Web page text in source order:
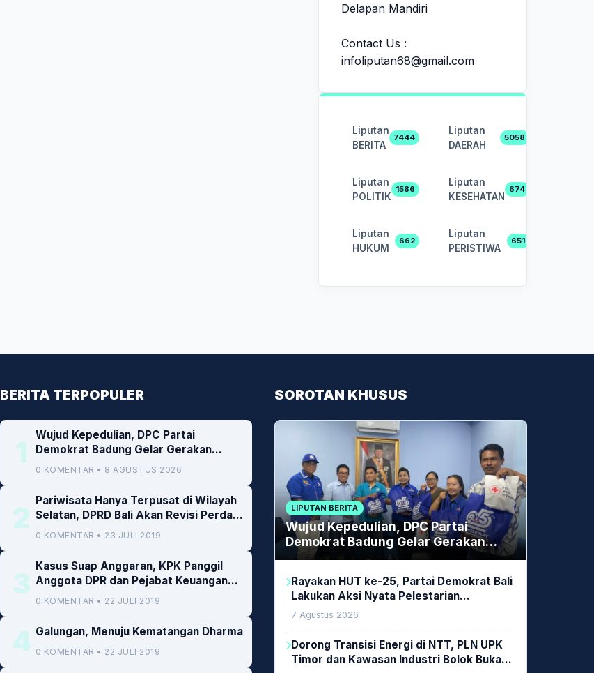
Delapan Mandiri
Contact Us :
infoliputan68@gmail.com
Liputan
BERITA
7444
Liputan
DAERAH
5058
Liputan
POLITIK
1586
Liputan
KESEHATAN
674
Liputan
HUKUM
662
Liputan
PERISTIWA
651
BERITA TERPOPULER
1
Wujud Kepedulian, DPC Partai
Demokrat Badung Gelar Gerakan
Donor Darah
0 KOMENTAR • 8 AGUSTUS 2026
2
Pariwisata Hanya Terpusat di Wilayah
Selatan, DPRD Bali Akan Revisi Perda
RTRW
0 KOMENTAR • 23 JULI 2019
3
Kasus Suap Anggaran, KPK Panggil
Anggota DPR dan Pejabat Keuangan
Kemenkeu
0 KOMENTAR • 22 JULI 2019
4 Galungan, Menuju Kematangan Dharma
0 KOMENTAR • 22 JULI 2019
SOROTAN KHUSUS
LIPUTAN BERITA
Wujud Kepedulian, DPC Partai
Demokrat Badung Gelar Gerakan
Donor Darah
Rayakan HUT ke-25, Partai Demokrat Bali
Lakukan Aksi Nyata Pelestarian
Lingkungan
7 Agustus 2026
Dorong Transisi Energi di NTT, PLN UPK
Timor dan Kawasan Industri Bolok Buka